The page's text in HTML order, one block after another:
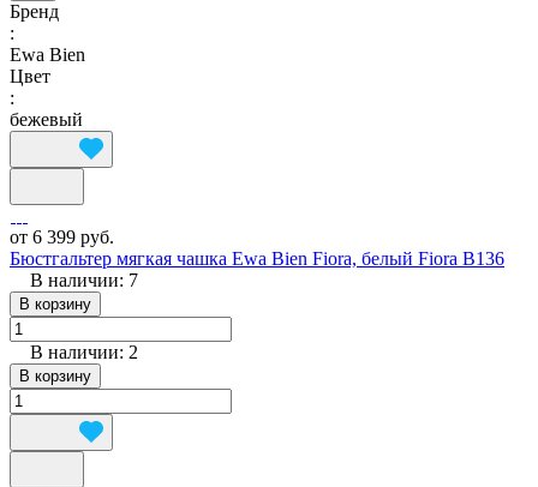
Бренд
:
Ewa Bien
Цвет
:
бежевый
от 6 399 руб.
Бюстгальтер мягкая чашка Ewa Bien Fiora, белый Fiora B136
В наличии: 7
В корзину
В наличии: 2
В корзину